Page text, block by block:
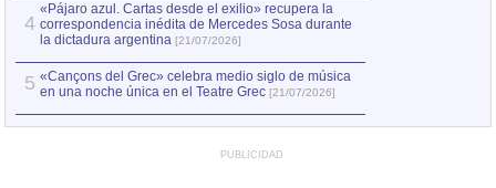
4
«Pájaro azul. Cartas desde el exilio» recupera la
correspondencia inédita de Mercedes Sosa durante
la dictadura argentina [21/07/2026]
5 «Cançons del Grec» celebra medio siglo de música
en una noche única en el Teatre Grec [21/07/2026]
PUBLICIDAD